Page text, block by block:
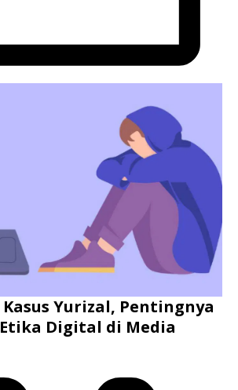
Yurizal, Pentingnya
Digital di Media